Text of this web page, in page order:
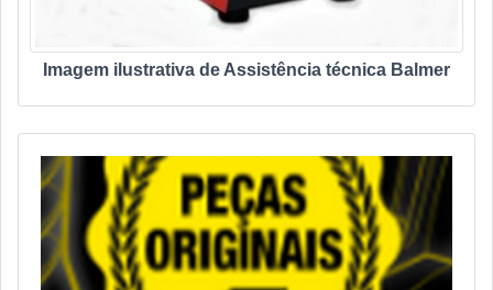
Imagem ilustrativa de Assistência técnica Balmer